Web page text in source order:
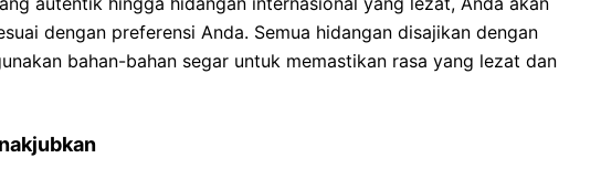
dengan preferensi Anda. Semua hidangan disajikan dengan
bahan-bahan segar untuk memastikan rasa yang lezat dan